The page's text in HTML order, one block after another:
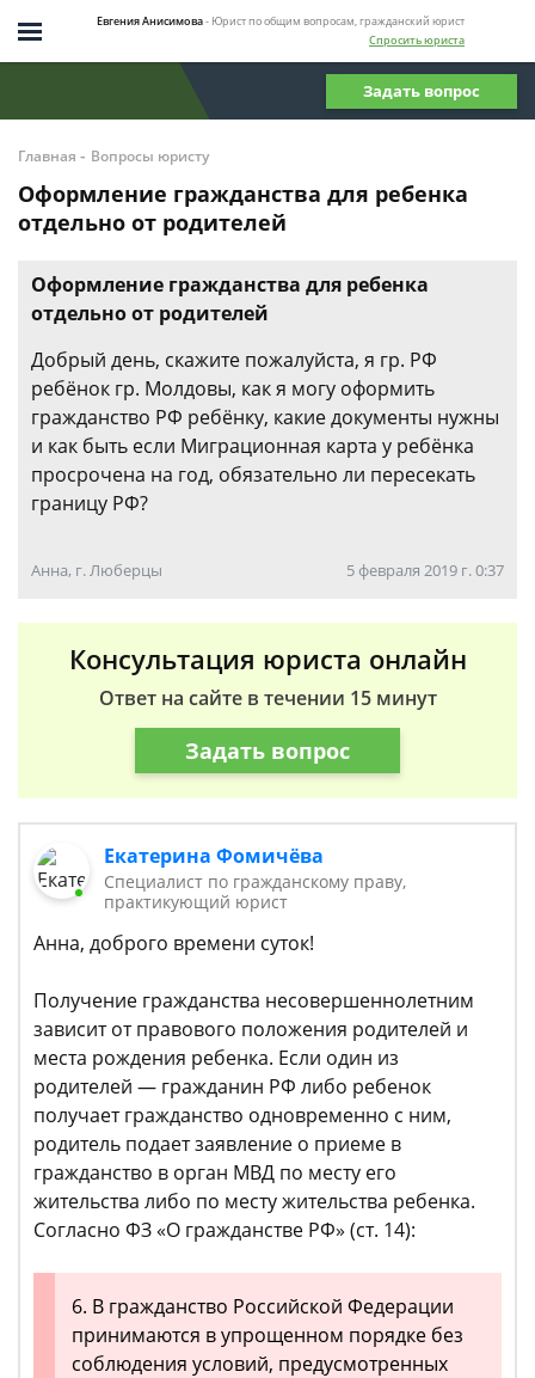
Евгения Анисимова- Юрист по общим вопросам, гражданский юрист
Спросить юриста
Задать вопрос
Главная - Вопросы юристу
Оформление гражданства для ребенка
отдельно от родителей
Оформление гражданства для ребенка
отдельно от родителей
Добрый день, скажите пожалуйста, я гр. РФ
ребёнок гр. Молдовы, как я могу оформить
гражданство РФ ребёнку, какие документы нужны
и как быть если Миграционная карта у ребёнка
просрочена на год, обязательно ли пересекать
границу РФ?
Анна, г. Люберцы 5 февраля 2019 г. 0:37
Консультация юриста онлайн
Ответ на сайте в течении 15 минут
Задать вопрос
Екатерина Фомичёва
Специалист по гражданскому праву,
практикующий юрист
Анна, доброго времени суток!
Получение гражданства несовершеннолетним
зависит от правового положения родителей и
места рождения ребенка. Если один из
родителей — гражданин РФ либо ребенок
получает гражданство одновременно с ним,
родитель подает заявление о приеме в
гражданство в орган МВД по месту его
жительства либо по месту жительства ребенка.
Согласно ФЗ «О гражданстве РФ» (ст. 14):
6. В гражданство Российской Федерации
принимаются в упрощенном порядке без
соблюдения условий, предусмотренных